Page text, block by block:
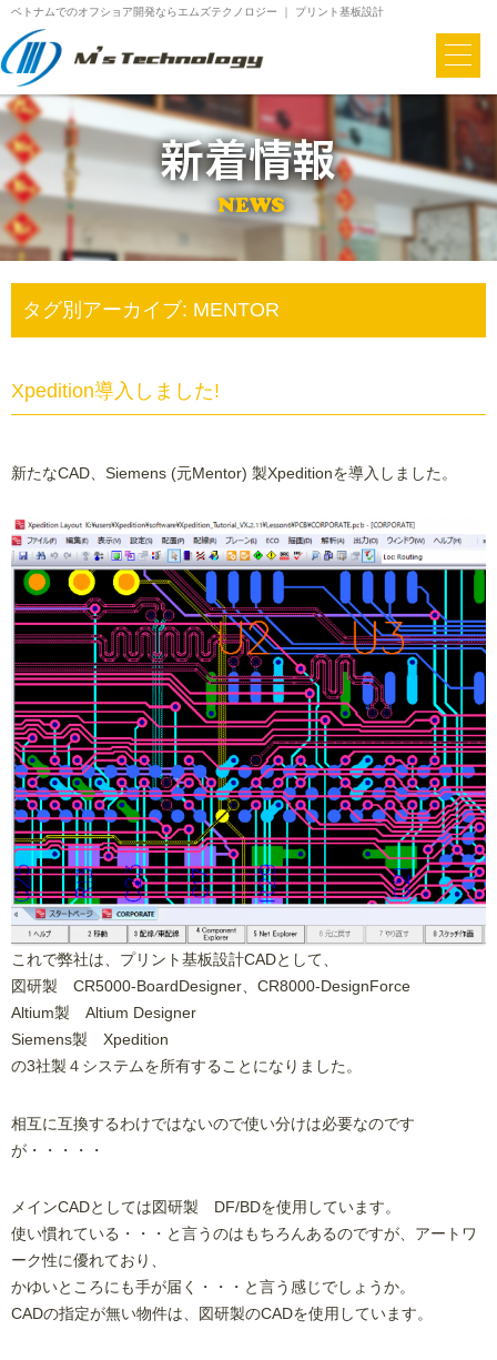
ベトナムでのオフショア開発ならエムズテクノロジー ｜ プリント基板設計
タグ別アーカイブ: MENTOR
Xpedition導入しました!
新たなCAD、Siemens (元Mentor) 製Xpeditionを導入しました。
これで弊社は、プリント基板設計CADとして、
図研製 CR5000-BoardDesigner、CR8000-DesignForce
Altium製 Altium Designer
Siemens製 Xpedition
の3社製４システムを所有することになりました。
相互に互換するわけではないので使い分けは必要なのです
が・・・・・
メインCADとしては図研製 DF/BDを使用しています。
使い慣れている・・・と言うのはもちろんあるのですが、アートワ
ーク性に優れており、
かゆいところにも手が届く・・・と言う感じでしょうか。
CADの指定が無い物件は、図研製のCADを使用しています。